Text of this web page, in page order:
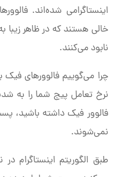
اینستاگرامی شده‌اند.
خالی هستند که در ظاهر زیبا
نابود می‌کنند.
چرا می‌گوییم فالوورهای فیک
نرخ تعامل پیج شما را به
فالوور فیک داشته باشید،
نمی‌شوند.
طبق الگوریتم اینستاگرام